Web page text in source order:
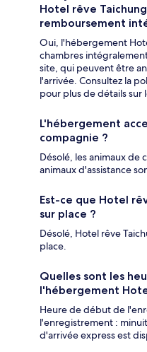
Hotel rêve
remboursement
Oui, l'hébergement
chambres
site, qui peuvent être
l'arrivée. Consultez la
pour plus de détails sur
L'hébergement
compagnie ?
Désolé, les animaux de
animaux d'assistance
Est-ce que Hotel
sur place ?
Désolé, Hotel rêve
place.
Quelles sont les
l'hébergement
Heure de début de
l'enregistrement :
d'arrivée express est